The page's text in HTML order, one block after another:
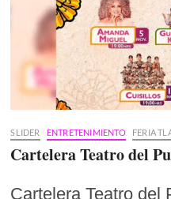
SLIDER ENTRETENIMIENTO FERIA
Cartelera Teatro del
Cartelera Teatro del